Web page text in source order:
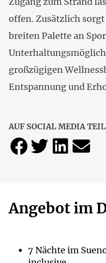
offen. Zusätzlich
breiten Palette an
großzügigen
Entspannung und
AUF SOCIAL MEDIA
Angebot im
7 Nächte im